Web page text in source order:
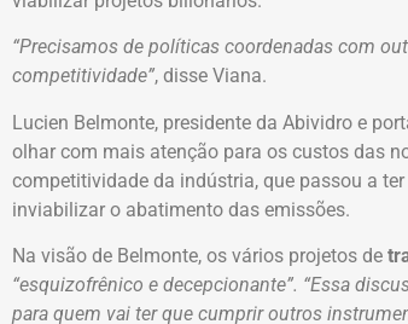
“Precisamos de políticas coordenadas com
competitividade”, disse Viana.
Lucien Belmonte, presidente da Abividro e
olhar com mais atenção para os custos das
competitividade da indústria, que passou a
inviabilizar o abatimento das emissões.
Na visão de Belmonte, os vários projetos de
“esquizofrênico e decepcionante”. “Essa
para quem vai ter que cumprir outros